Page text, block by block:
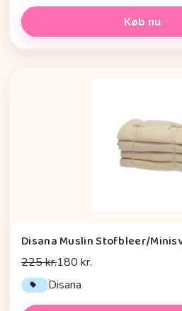
Køb nu
225 kr.180 kr.
Disana